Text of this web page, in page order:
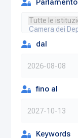
Parlamento
dal
fino al
Keywords